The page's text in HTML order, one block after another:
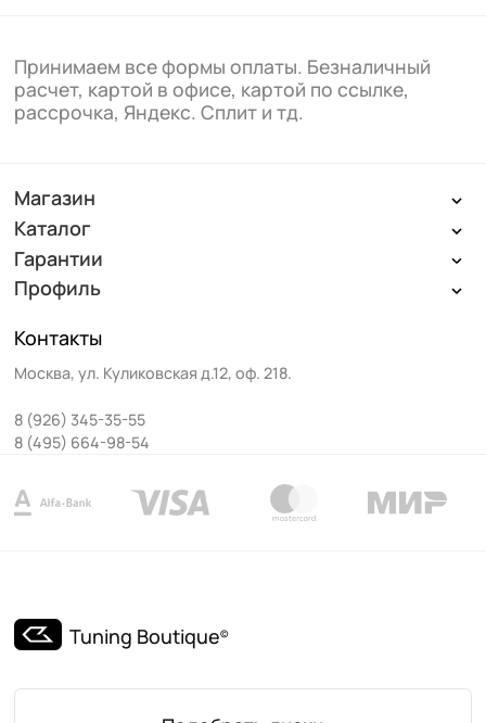
Принимаем все формы оплаты. Безналичный
расчет, картой в офисе, картой по ссылке,
рассрочка, Яндекс. Сплит и тд.
Магазин
Каталог
Гарантии
Профиль
Контакты
Москва, ул. Куликовская д.12, оф. 218.
8 (926) 345-35-55
8 (495) 664-98-54
Tuning Boutique©